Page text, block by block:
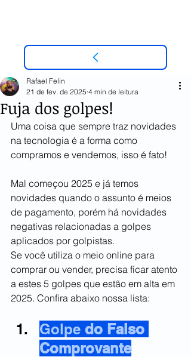
Fuja dos golpes!
Rafael Felin
21 de fev. de 2025 4 min de leitura
Uma coisa que sempre traz novidades
na tecnologia é a forma como
compramos e vendemos, isso é fato!
Mal começou 2025 e já temos
novidades quando o assunto é meios
de pagamento, porém há novidades
negativas relacionadas a golpes
aplicados por golpistas.
Se você utiliza o meio online para
comprar ou vender, precisa ficar atento
a estes 5 golpes que estão em alta em
2025. Confira abaixo nossa lista:
Golpe do Falso
Comprovante